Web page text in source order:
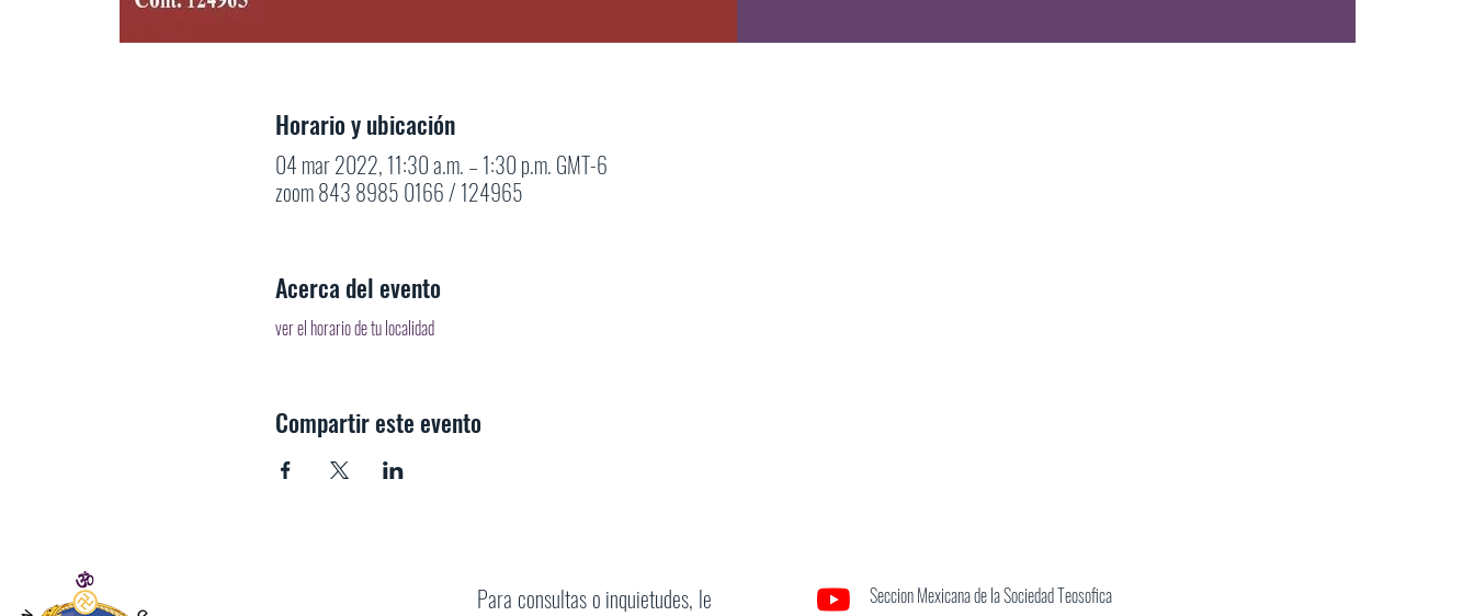
Horario y ubicación
04 mar 2022, 11:30 a.m. – 1:30 p.m. GMT-6
zoom 843 8985 0166 / 124965
Acerca del evento
ver el horario de tu localidad
Compartir este evento
Para consultas o inquietudes, le
Seccion Mexicana de la Sociedad Teosofica